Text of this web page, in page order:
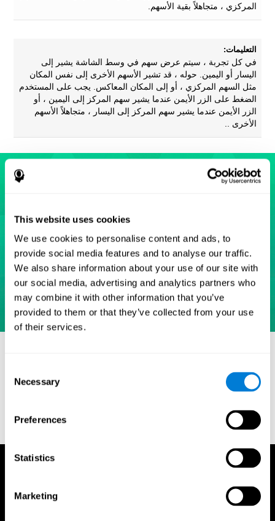
This website uses cookies
We use cookies to personalise content and ads, to
provide social media features and to analyse our traffic.
We also share information about your use of our site with
our social media, advertising and analytics partners who
may combine it with other information that you’ve
provided to them or that they’ve collected from your use
of their services.
Selection
Necessary
Preferences
Statistics
Marketing
المركزي ، متجاهلاً بقية الأسهم.
التعليمات:
في كل تجربة ، سيتم عرض سهم في وسط الشاشة يشير إلى
اليسار أو اليمين. حوله ، قد تشير الأسهم الأخرى إلى نفس المكان
مثل السهم المركزي ، أو إلى المكان المعاكس. يجب على المستخدم
الضغط على الزر الأيمن عندما يشير سهم المركز إلى اليمين ، أو
الزر الأيمن عندما يشير سهم المركز إلى اليسار ، متجاهلاً الأسهم
الأخرى ..
upon identification of a target letter in a non- search task".
Perception and Psychophysics. 16: 143–149.